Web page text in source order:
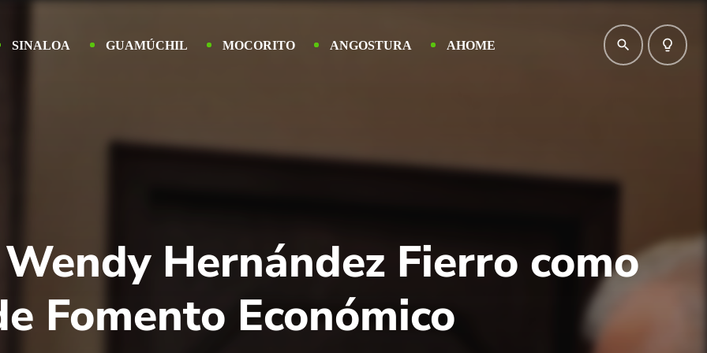
SINALOA GUAMÚCHIL MOCORITO ANGOSTURA AHOME search lightbulb_outline
Hernández Fierro como
Fomento Económico